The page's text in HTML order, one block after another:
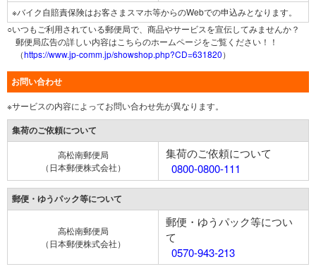
※バイク自賠責保険はお客さまスマホ等からのWebでの申込みとなります。
○いつもご利用されている郵便局で、商品やサービスを宣伝してみませんか？
郵便局広告の詳しい内容はこちらのホームページをご覧ください！！
（https://www.jp-comm.jp/showshop.php?CD=631820）
お問い合わせ
※サービスの内容によってお問い合わせ先が異なります。
集荷のご依頼について
高松南郵便局
（日本郵便株式会社）
集荷のご依頼について
0800-0800-111
郵便・ゆうパック等について
高松南郵便局
（日本郵便株式会社）
郵便・ゆうパック等につい
て
0570-943-213